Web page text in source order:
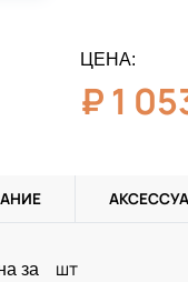
ЦЕНА:
₽ 1
за шт